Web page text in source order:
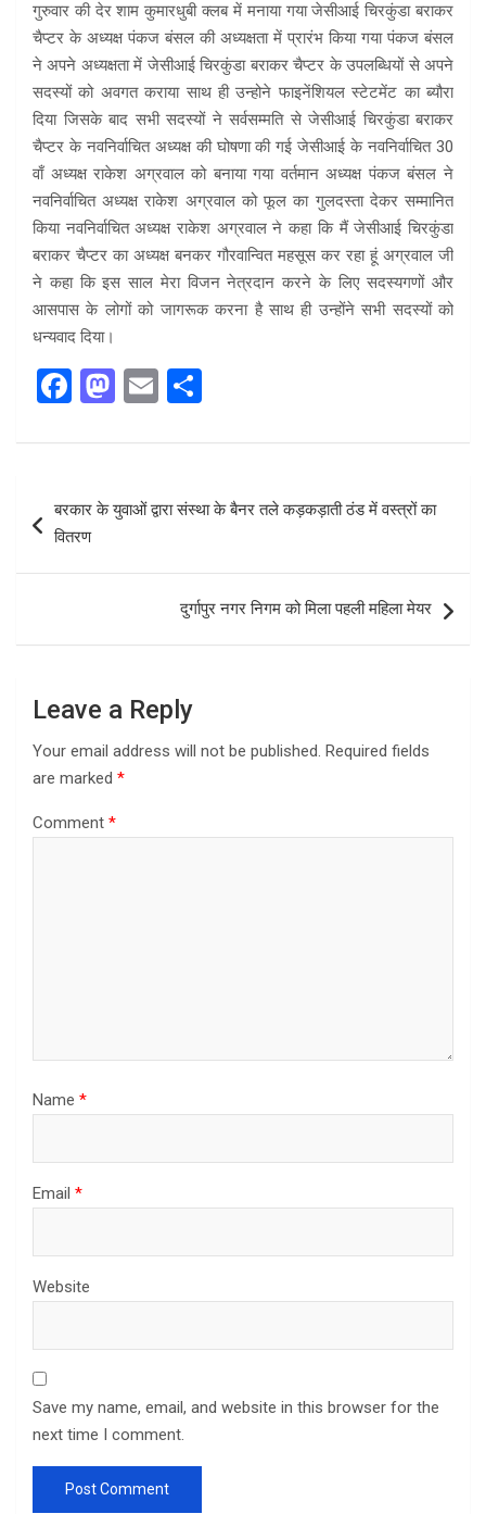
गुरुवार की देर शाम कुमारधुबी क्लब में मनाया गया जेसीआई चिरकुंडा बराकर
चैप्टर के अध्यक्ष पंकज बंसल की अध्यक्षता में प्रारंभ किया गया पंकज बंसल
ने अपने अध्यक्षता में जेसीआई चिरकुंडा बराकर चैप्टर के उपलब्धियों से अपने
सदस्यों को अवगत कराया साथ ही उन्होने फाइनेंशियल स्टेटमेंट का ब्यौरा
दिया जिसके बाद सभी सदस्यों ने सर्वसम्मति से जेसीआई चिरकुंडा बराकर
चैप्टर के नवनिर्वाचित अध्यक्ष की घोषणा की गई जेसीआई के नवनिर्वाचित 30
वाँ अध्यक्ष राकेश अग्रवाल को बनाया गया वर्तमान अध्यक्ष पंकज बंसल ने
नवनिर्वाचित अध्यक्ष राकेश अग्रवाल को फूल का गुलदस्ता देकर सम्मानित
किया नवनिर्वाचित अध्यक्ष राकेश अग्रवाल ने कहा कि मैं जेसीआई चिरकुंडा
बराकर चैप्टर का अध्यक्ष बनकर गौरवान्वित महसूस कर रहा हूं अग्रवाल जी
ने कहा कि इस साल मेरा विजन नेत्रदान करने के लिए सदस्यगणों और
आसपास के लोगों को जागरूक करना है साथ ही उन्होंने सभी सदस्यों को
धन्यवाद दिया।
F
ce
o
M
st
d
E
ail ar
e
navigation
बरकार के युवाओं द्वारा संस्था के बैनर तले कड़कड़ाती ठंड में वस्त्रों का
वितरण
दुर्गापुर नगर निगम को मिला पहली महिला मेयर
Leave a Reply
Your email address will not be published. Required fields
are marked *
Comment *
Name *
Email *
Website
Save my name, email, and website in this browser for the
next time I comment.